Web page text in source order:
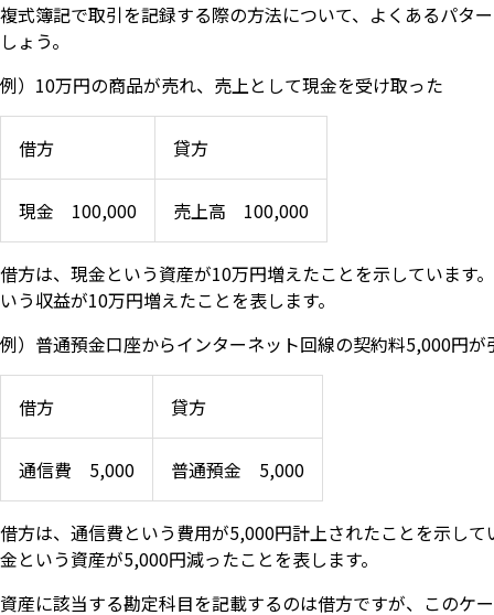
複式簿記で取引を記録する際の方法について、よくあるパタ
しょう。
例）10万円の商品が売れ、売上として現金を受け取った
借方 貸方
現金 100,000 売上高 100,000
借方は、現金という資産が10万円増えたことを示しています
いう収益が10万円増えたことを表します。
例）普通預金口座からインターネット回線の契約料5,000円が
借方 貸方
通信費 5,000 普通預金 5,000
借方は、通信費という費用が5,000円計上されたことを示して
金という資産が5,000円減ったことを表します。
資産に該当する勘定科目を記載するのは借方ですが、このケ